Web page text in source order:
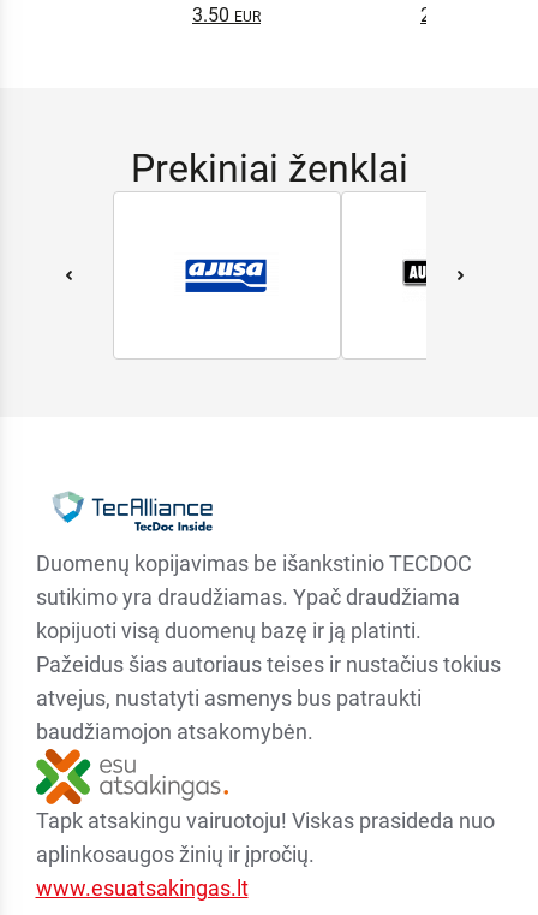
NANO 4l
3.50 2.65
Prekiniai ženklai
Duomenų kopijavimas be išankstinio TECDOC
sutikimo yra draudžiamas. Ypač draudžiama
kopijuoti visą duomenų bazę ir ją platinti.
Pažeidus šias autoriaus teises ir nustačius tokius
atvejus, nustatyti asmenys bus patraukti
baudžiamojon atsakomybėn.
Tapk atsakingu vairuotoju! Viskas prasideda nuo
aplinkosaugos žinių ir įpročių.
www.esuatsakingas.lt